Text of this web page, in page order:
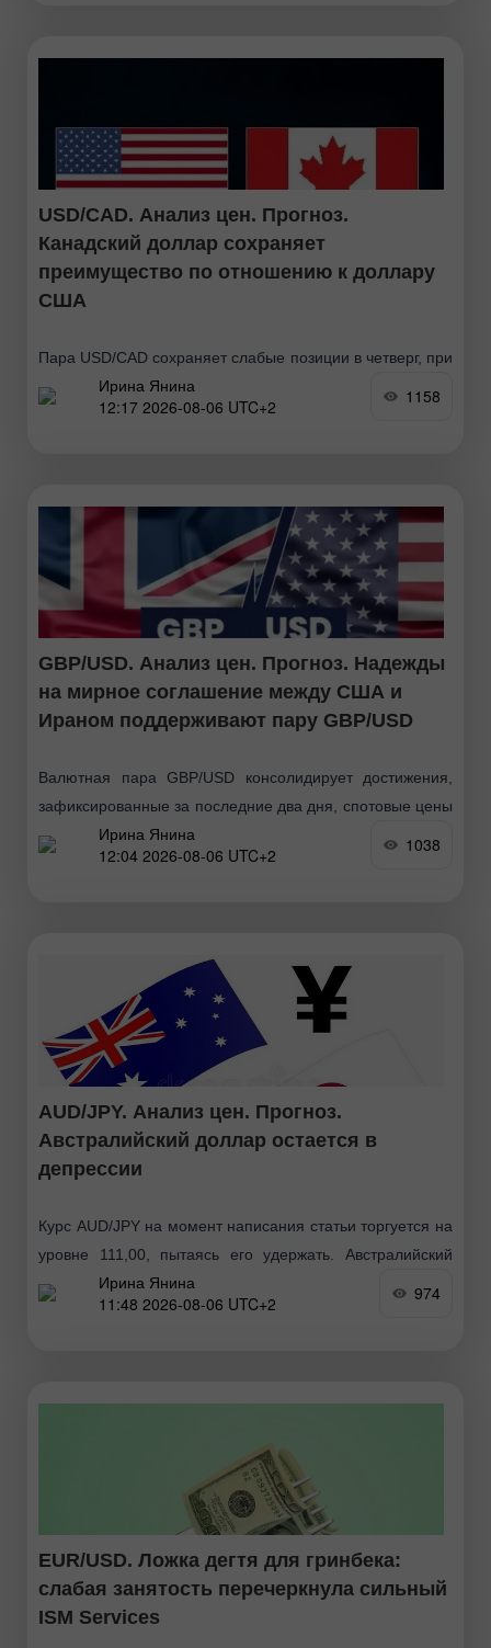
USD/CAD. Анализ цен. Прогноз.
Канадский доллар сохраняет
преимущество по отношению к доллару
США
Пара USD/CAD сохраняет слабые позиции в четверг, при
этом медведи нацелены на пробой психологической
отметки 1,4000. Цены на нефть немного восстановились
Ирина Янина
12:17 2026-08-06 UTC+2
1158
GBP/USD. Анализ цен. Прогноз. Надежды
на мирное соглашение между США и
Ираном поддерживают пару GBP/USD
Валютная пара GBP/USD консолидирует достижения,
зафиксированные за последние два дня, спотовые цены
остаются в рамках более широкого диапазона,
установленного в понедельник, поскольку трейдеры
Ирина Янина
12:04 2026-08-06 UTC+2
1038
AUD/JPY. Анализ цен. Прогноз.
Австралийский доллар остается в
депрессии
Курс AUD/JPY на момент написания статьи торгуется на
уровне 111,00, пытаясь его удержать. Австралийский
доллар немного слабеет, так как умеренное укрепление
доллара США способствует фиксации прибыли после
Ирина Янина
11:48 2026-08-06 UTC+2
974
EUR/USD. Ложка дегтя для гринбека:
слабая занятость перечеркнула сильный
ISM Services